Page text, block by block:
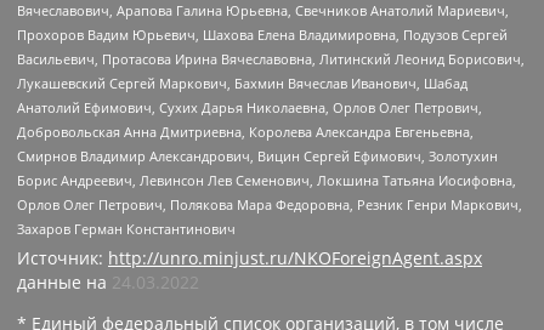
Вячеславович, Арапова Галина Юрьевна, Свечников Анатолий Мариевич,
Прохоров Вадим Юрьевич, Шахова Елена Владимировна, Подузов Сергей
Васильевич, Протасова Ирина Вячеславовна, Литинский Леонид Борисович,
Лукашевский Сергей Маркович, Бахмин Вячеслав Иванович, Шабад
Анатолий Ефимович, Сухих Дарья Николаевна, Орлов Олег Петрович,
Добровольская Анна Дмитриевна, Королева Александра Евгеньевна,
Смирнов Владимир Александрович, Вицин Сергей Ефимович, Золотухин
Борис Андреевич, Левинсон Лев Семенович, Локшина Татьяна Иосифовна,
Орлов Олег Петрович, Полякова Мара Федоровна, Резник Генри Маркович,
Захаров Герман Константинович
Источник: http://unro.minjust.ru/NKOForeignAgent.aspx
данные на 24.03.2022
* Единый федеральный список организаций, в том числе